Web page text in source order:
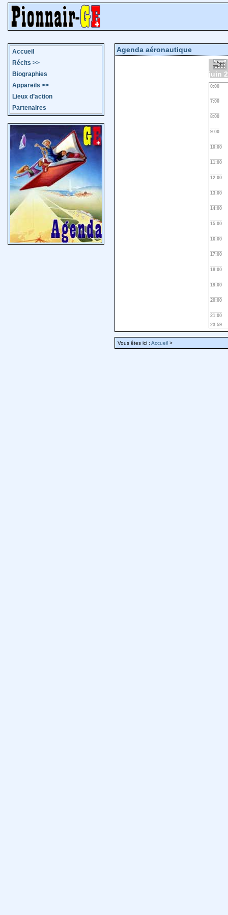
Accueil
Récits >>
Biographies
Appareils >>
Lieux d’action
Partenaires
Agenda aéronautique
juin
0:00
7:00
8:00
9:00
10:00
11:00
12:00
13:00
14:00
15:00
16:00
17:00
18:00
19:00
20:00
21:00
23:59
Vous êtes ici : Accueil >